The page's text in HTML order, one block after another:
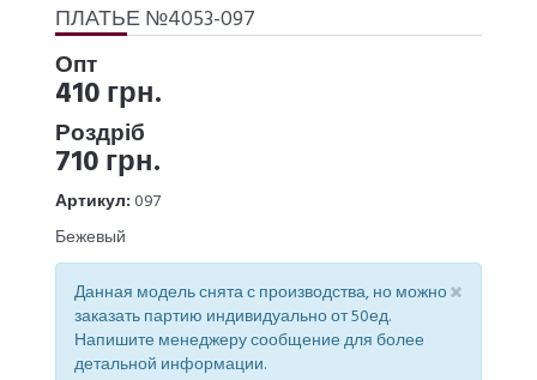
ПЛАТЬЕ №4053-097
Опт
410 грн.
Роздріб
710 грн.
Артикул:097
Бежевый
×
Данная модель снята с производства, но можно
заказать партию индивидуально от 50ед.
Напишите менеджеру сообщение для более
детальной информации.